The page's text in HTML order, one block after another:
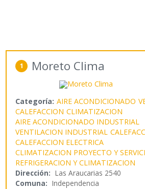
1 Moreto Clima
Categoría: AIRE ACONDICIONADO
CALEFACCION CLIMATIZACION
AIRE ACONDICIONADO INDUSTRIAL
VENTILACION INDUSTRIAL
CALEFACCION ELECTRICA
CLIMATIZACION PROYECTO Y
REFRIGERACION Y CLIMATIZACION
Dirección: Las Araucarias 2540
Comuna: Independencia